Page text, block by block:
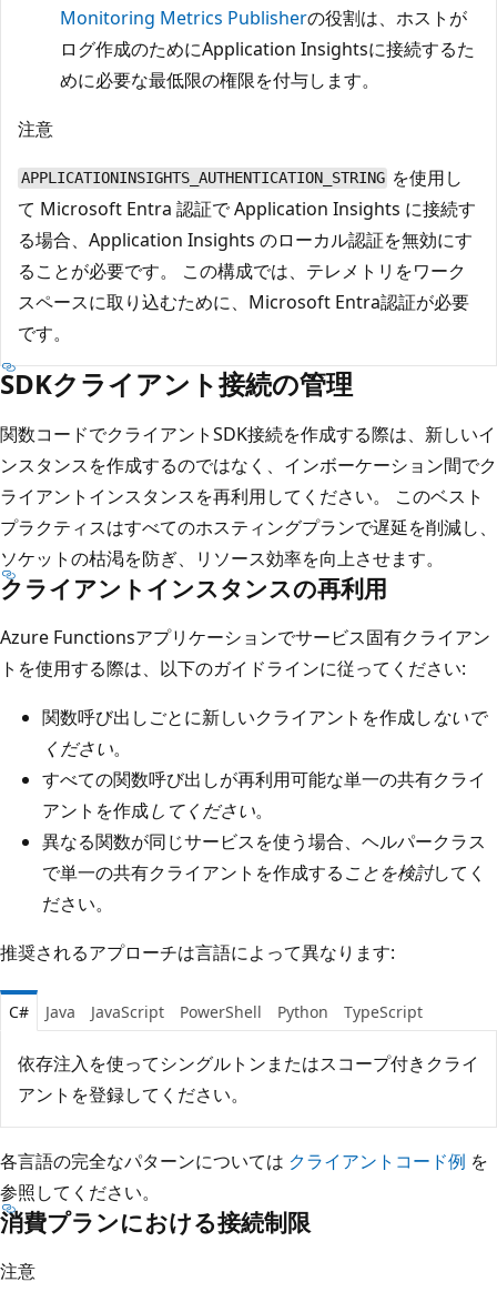
Monitoring Metrics Publisherの役割は、ホストが
ログ作成のためにApplication Insightsに接続するた
めに必要な最低限の権限を付与します。
注意
APPLICATIONINSIGHTS_AUTHENTICATION_STRING を使用し
て Microsoft Entra 認証で Application Insights に接続す
る場合、Application Insights のローカル認証を無効にす
ることが必要です。 この構成では、テレメトリをワーク
スペースに取り込むために、Microsoft Entra認証が必要
です。
SDKクライアント接続の管理
関数コードでクライアントSDK接続を作成する際は、新しいイ
ンスタンスを作成するのではなく、インボーケーション間でク
ライアントインスタンスを再利用してください。 このベスト
プラクティスはすべてのホスティングプランで遅延を削減し、
ソケットの枯渇を防ぎ、リソース効率を向上させます。
クライアントインスタンスの再利用
Azure Functionsアプリケーションでサービス固有クライアン
トを使用する際は、以下のガイドラインに従ってください:
関数呼び出しごとに新しいクライアントを作成しないで
ください。
すべての関数呼び出しが再利用可能な単一の共有クライ
アントを作成してください。
異なる関数が同じサービスを使う場合、ヘルパークラス
で単一の共有クライアントを作成することを検討してく
ださい。
推奨されるアプローチは言語によって異なります:
C# Java JavaScript PowerShell Python TypeScript
依存注入を使ってシングルトンまたはスコープ付きクライ
アントを登録してください。
各言語の完全なパターンについては クライアントコード例 を
参照してください。
消費プランにおける接続制限
注意